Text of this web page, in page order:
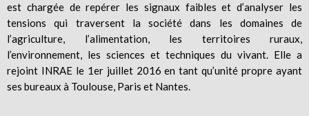
est chargée de repérer les signaux faibles et d’analyser les
tensions qui traversent la société dans les domaines de
l’agriculture, l’alimentation, les territoires ruraux,
l’environnement, les sciences et techniques du vivant. Elle a
rejoint INRAE le 1er juillet 2016 en tant qu’unité propre ayant
ses bureaux à Toulouse, Paris et Nantes.